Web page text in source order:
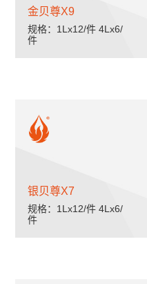
金贝尊X9
规格：1Lx12/件 4Lx6/
件
银贝尊X7
规格：1Lx12/件 4Lx6/
件